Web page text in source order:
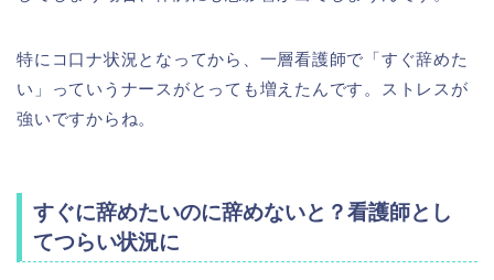
特にコ口ナ状況となってから、一層看護師で「すぐ辞めた
い」っていうナースがとっても増えたんです。ストレスが
強いですからね。
すぐに辞めたいのに辞めないと？看護師とし
てつらい状況に